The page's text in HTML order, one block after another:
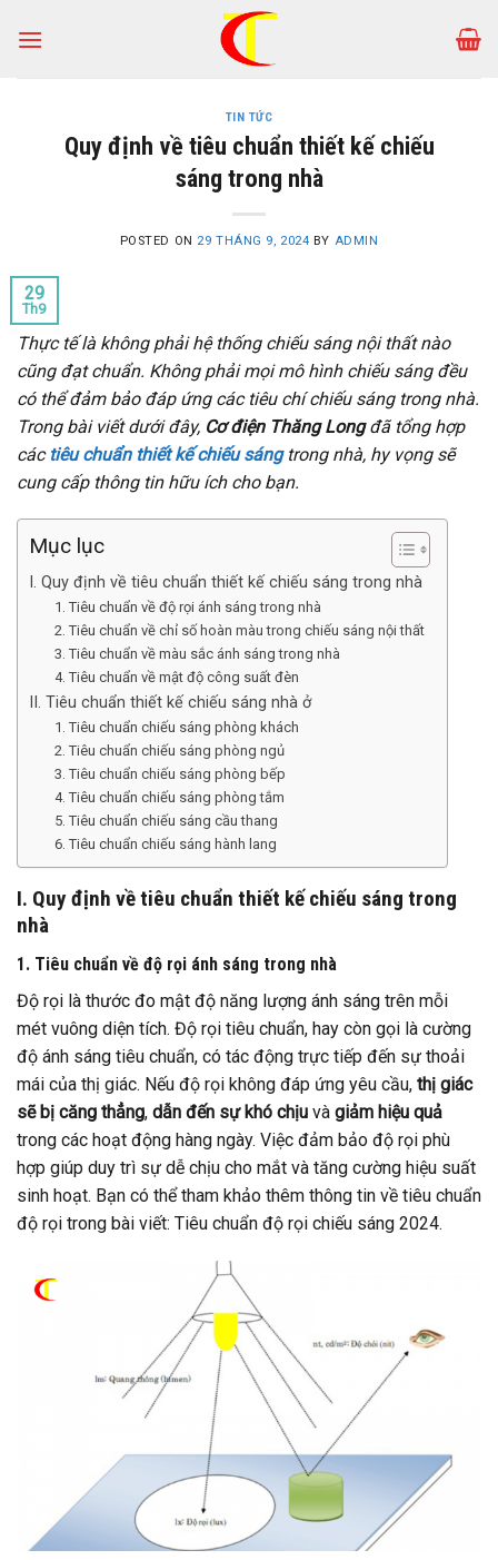
TIN TỨC
Quy định về tiêu chuẩn thiết kế chiếu
sáng trong nhà
POSTED ON 29 THÁNG 9, 2024 BY ADMIN
29
Th9
Thực tế là không phải hệ thống chiếu sáng nội thất nào
cũng đạt chuẩn. Không phải mọi mô hình chiếu sáng đều
có thể đảm bảo đáp ứng các tiêu chí chiếu sáng trong nhà.
Trong bài viết dưới đây, Cơ điện Thăng Longđã tổng hợp
các tiêu chuẩn thiết kế chiếu sángtrong nhà, hy vọng sẽ
cung cấp thông tin hữu ích cho bạn.
Mục lục
I. Quy định về tiêu chuẩn thiết kế chiếu sáng trong nhà
1. Tiêu chuẩn về độ rọi ánh sáng trong nhà
2. Tiêu chuẩn về chỉ số hoàn màu trong chiếu sáng nội thất
3. Tiêu chuẩn về màu sắc ánh sáng trong nhà
4. Tiêu chuẩn về mật độ công suất đèn
II. Tiêu chuẩn thiết kế chiếu sáng nhà ở
1. Tiêu chuẩn chiếu sáng phòng khách
2. Tiêu chuẩn chiếu sáng phòng ngủ
3. Tiêu chuẩn chiếu sáng phòng bếp
4. Tiêu chuẩn chiếu sáng phòng tắm
5. Tiêu chuẩn chiếu sáng cầu thang
6. Tiêu chuẩn chiếu sáng hành lang
I. Quy định về tiêu chuẩn thiết kế chiếu sáng trong
nhà
1. Tiêu chuẩn về độ rọi ánh sáng trong nhà
Độ rọi là thước đo mật độ năng lượng ánh sáng trên mỗi
mét vuông diện tích. Độ rọi tiêu chuẩn, hay còn gọi là cường
độ ánh sáng tiêu chuẩn, có tác động trực tiếp đến sự thoải
mái của thị giác. Nếu độ rọi không đáp ứng yêu cầu, thị giác
sẽ bị căng thẳng, dẫn đến sự khó chịu và giảm hiệu quả
trong các hoạt động hàng ngày. Việc đảm bảo độ rọi phù
hợp giúp duy trì sự dễ chịu cho mắt và tăng cường hiệu suất
sinh hoạt. Bạn có thể tham khảo thêm thông tin về tiêu chuẩn
độ rọi trong bài viết: Tiêu chuẩn độ rọi chiếu sáng 2024.